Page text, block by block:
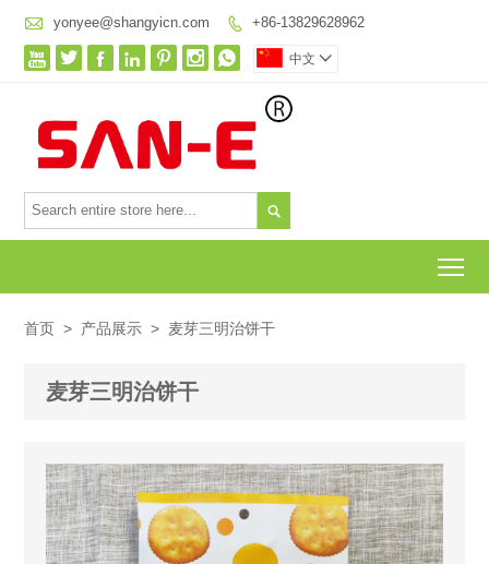
 yonyee@shangyicn.com  +86-13829628962
       中文 

首页 > 产品展示 > 麦芽三明治饼干
麦芽三明治饼干